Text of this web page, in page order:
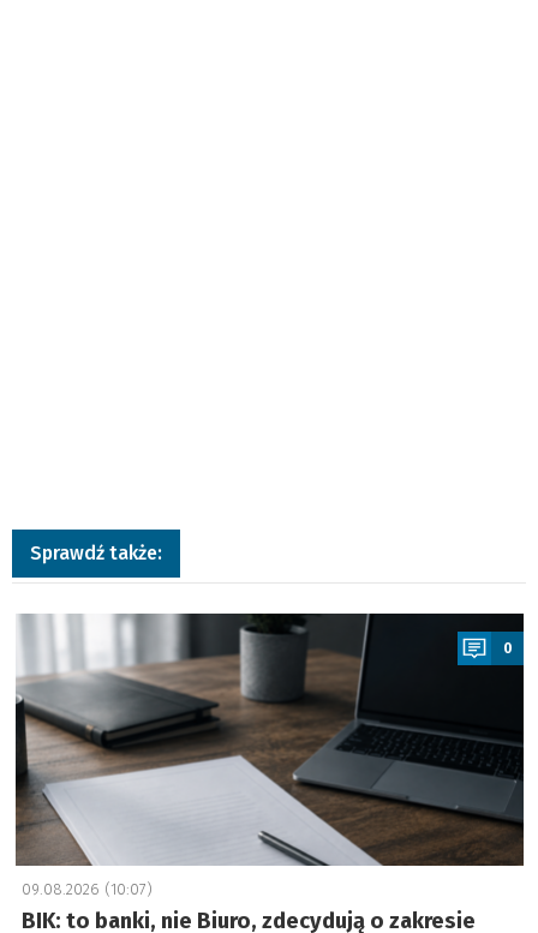
Sprawdź także:
a
0
09.08.2026 (10:07)
BIK: to banki, nie Biuro, zdecydują o zakresie